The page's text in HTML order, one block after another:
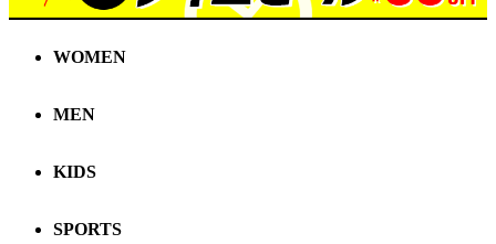
WOMEN
MEN
KIDS
SPORTS